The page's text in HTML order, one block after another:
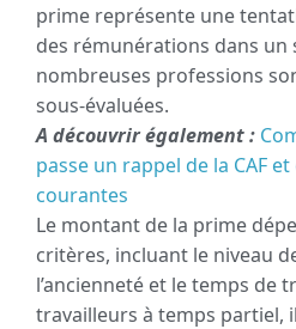
prime représente une
des rémunérations dans un
nombreuses professions
sous-évaluées.
A découvrir également :
passe un rappel de la CAF
courantes
Le montant de la prime
critères, incluant le niveau
l’ancienneté et le temps de
travailleurs à temps partiel,